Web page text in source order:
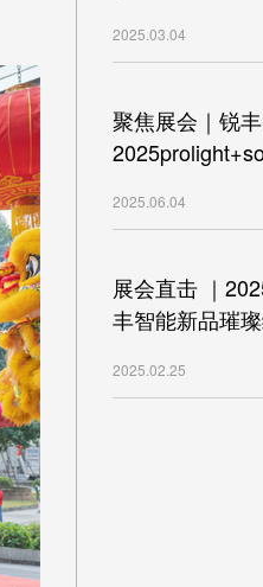
2025.03.04
聚焦展会｜锐
2025.06.04
展会直击 ｜
丰智能新品璀
2025.02.25